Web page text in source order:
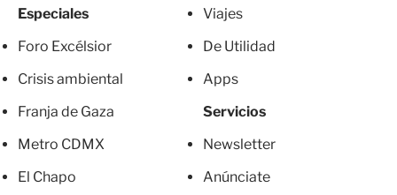
Especiales
Foro Excélsior
Crisis ambiental
Franja de Gaza
Metro CDMX
El Chapo
Viajes
De Utilidad
Apps
Servicios
Newsletter
Anúnciate